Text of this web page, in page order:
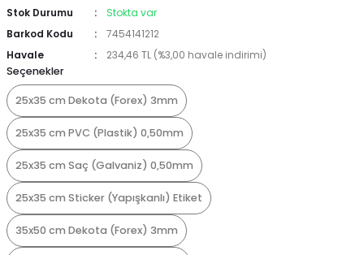
Stok Durumu
Stokta var
Barkod Kodu
7454141212
Havale
234,46 TL (%3,00 havale indirimi)
Seçenekler
25x35 cm Dekota (Forex) 3mm
25x35 cm PVC (Plastik) 0,50mm
25x35 cm Saç (Galvaniz) 0,50mm
25x35 cm Sticker (Yapışkanlı) Etiket
35x50 cm Dekota (Forex) 3mm